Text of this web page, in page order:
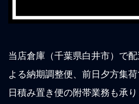
当店倉庫（千葉県白井市）で
よる納期調整便、前日夕方集
日積み置き便の附帯業務も承